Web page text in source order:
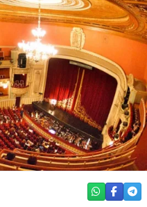
WHATSAPP